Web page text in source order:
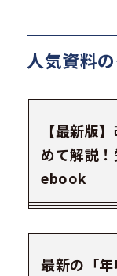
人気資料の
【最新版
めて解説
ebook
最新の「